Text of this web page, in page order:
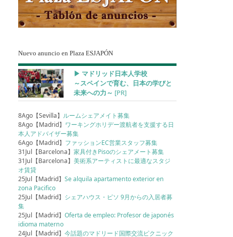
Nuevo anuncio en Plaza ESJAPÓN
▶︎ マドリッド日本人学校
～スペインで育む、日本の学びと
未来への力～ [PR]
8Ago【Sevilla】 ルームシェアメイト募集
8Ago【Madrid】 ワーキングホリデー渡航者を支援する日
本人アドバイザー募集
6Ago【Madrid】 ファッションEC営業スタッフ募集
31Jul【Barcelona】家具付きPisoのシェアメート募集
31Jul【Barcelona】美術系アーティストに最適なスタジ
オ賃貸
25Jul【Madrid】Se alquila apartamento exterior en
zona Pacifico
25Jul【Madrid】 シェアハウス・ピソ 9月からの入居者募
集
25Jul【Madrid】Oferta de empleo: Profesor de japonés
idioma materno
24Jul【Madrid】今話題のマドリード国際交流ピクニック